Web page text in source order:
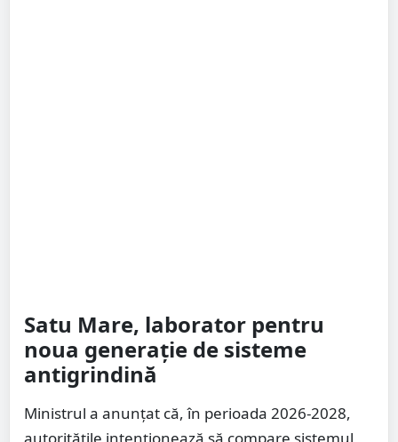
Satu Mare, laborator pentru
noua generație de sisteme
antigrindină
Ministrul a anunțat că, în perioada 2026-2028,